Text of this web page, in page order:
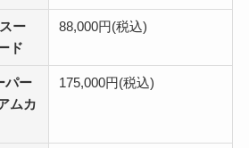
ー
ド
88,000円(税込)
パー
ムカ
175,000円(税込)